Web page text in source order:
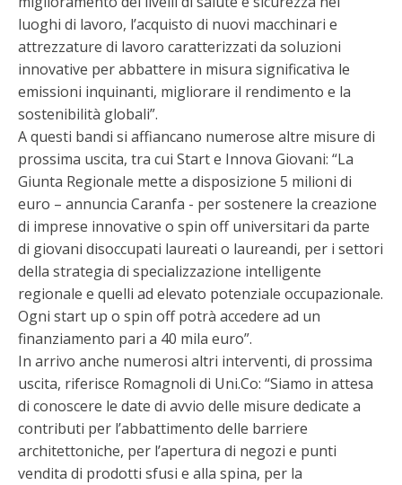
luoghi di lavoro, l’acquisto di nuovi macchinari e
attrezzature di lavoro caratterizzati da soluzioni
innovative per abbattere in misura significativa le
emissioni inquinanti, migliorare il rendimento e la
sostenibilità globali”.
A questi bandi si affiancano numerose altre misure di
prossima uscita, tra cui Start e Innova Giovani: “La
Giunta Regionale mette a disposizione 5 milioni di
euro – annuncia Caranfa - per sostenere la creazione
di imprese innovative o spin off universitari da parte
di giovani disoccupati laureati o laureandi, per i settori
della strategia di specializzazione intelligente
regionale e quelli ad elevato potenziale occupazionale.
Ogni start up o spin off potrà accedere ad un
finanziamento pari a 40 mila euro”.
In arrivo anche numerosi altri interventi, di prossima
uscita, riferisce Romagnoli di Uni.Co: “Siamo in attesa
di conoscere le date di avvio delle misure dedicate a
contributi per l’abbattimento delle barriere
architettoniche, per l’apertura di negozi e punti
vendita di prodotti sfusi e alla spina, per la